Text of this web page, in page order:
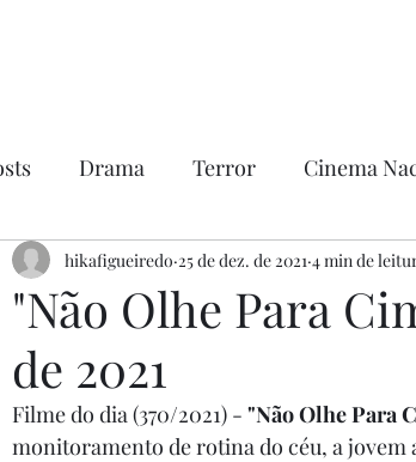
Drama Terror Cinema
Comédia Romântica Ficção
"Não Olhe Para
de 2021
hikafigueiredo 25 de dez. de 2021 4 min de
Filme do dia (370/2021) - "Não Olhe Para
monitoramento de rotina do céu, a